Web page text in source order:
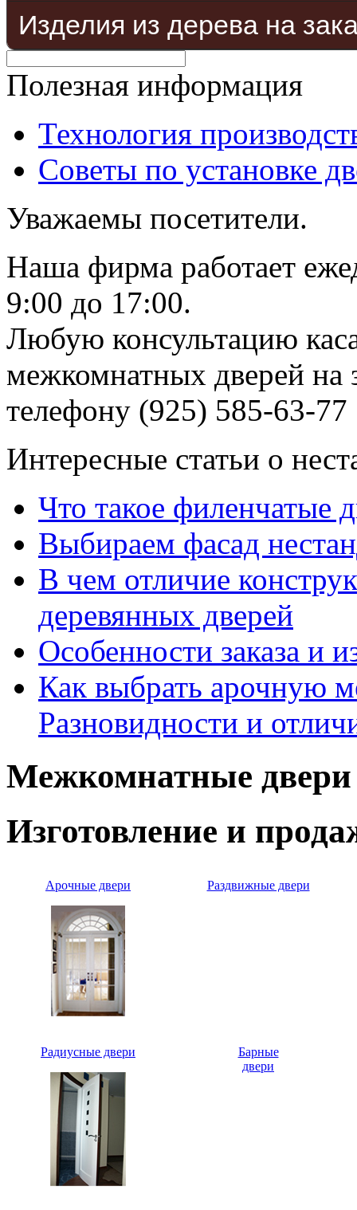
Изделия из дерева на
Полезная информация
Технология
Советы по установке
Уважаемы посетители.
Наша фирма работает
9:00 до 17:00.
Любую консультацию
межкомнатных дверей на
телефону (925) 585-63-77
Интересные статьи о
Что такое филенчатые
Выбираем фасад
В чем отличие
деревянных дверей
Особенности заказа и
Как выбрать арочную
Разновидности и
Межкомнатные двери
Изготовление и
Арочные двери Раздвижные двери
Радиусные двери
Барные
двери